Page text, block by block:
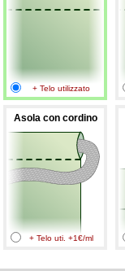
+ Telo utilizzato
Asola con cordino
+ Telo uti. +1€/ml